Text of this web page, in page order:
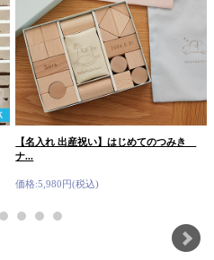
【名入れ 出産祝い】はじめてのつみき
ナ...
価格:5,980円(税込)